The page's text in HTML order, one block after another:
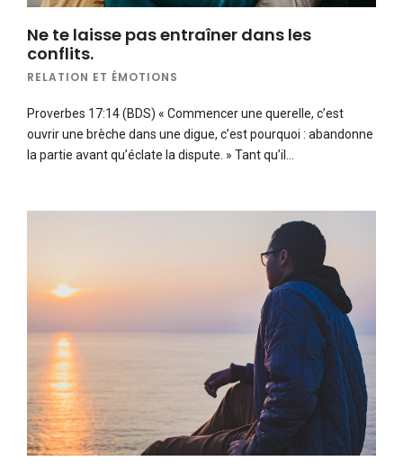
Ne te laisse pas entraîner dans les
conflits.
RELATION ET ÉMOTIONS
Proverbes 17:14 (BDS) « Commencer une querelle, c’est
ouvrir une brèche dans une digue, c’est pourquoi : abandonne
la partie avant qu’éclate la dispute. » Tant qu’il…